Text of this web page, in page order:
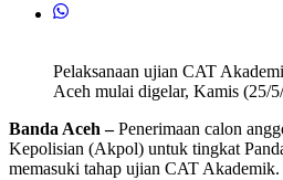
Pelaksanaan ujian CAT
Aceh mulai digelar, Kamis (25/
Banda Aceh –Penerimaan calon
Kepolisian (Akpol) untuk tingkat
memasuki tahap ujian CAT Akademik.